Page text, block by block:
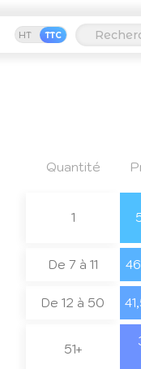
HT TTC
Quantité
1
De 7 à 11
De 12 à 50
51+